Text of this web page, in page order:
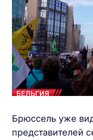
Брюссель уже
представителей